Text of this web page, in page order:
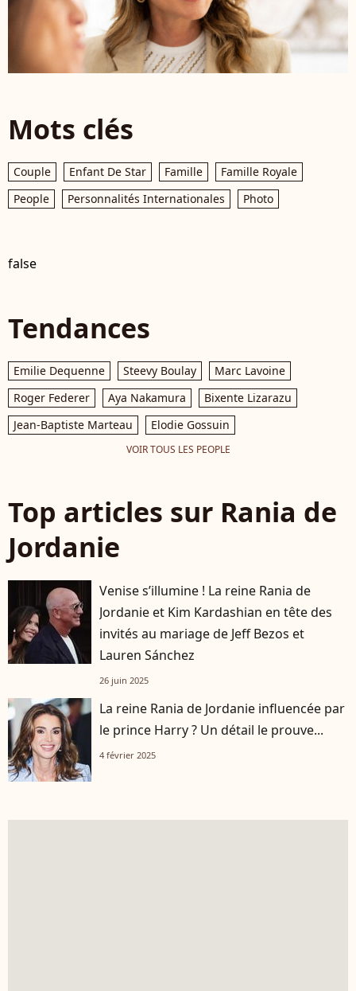
Mots clés
Couple Enfant De Star Famille
Famille Royale
People
Personnalités Internationales Photo
false
Tendances
Emilie Dequenne Steevy Boulay
Marc Lavoine
Roger Federer
Aya Nakamura
Bixente Lizarazu
Jean-Baptiste Marteau
Elodie Gossuin
VOIR TOUS LES PEOPLE
Top articles sur Rania de
Jordanie
Venise s’illumine ! La reine Rania de
Jordanie et Kim Kardashian en tête des
invités au mariage de Jeff Bezos et
Lauren Sánchez
26 juin 2025
La reine Rania de Jordanie influencée par
le prince Harry ? Un détail le prouve...
4 février 2025